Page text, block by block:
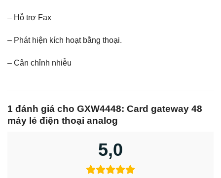
– Hỗ trợ Fax
– Phát hiện kích hoạt bằng thoại.
– Cân chỉnh nhiễu
1 đánh giá cho GXW4448: Card gateway 48
máy lẻ điện thoại analog
5,0